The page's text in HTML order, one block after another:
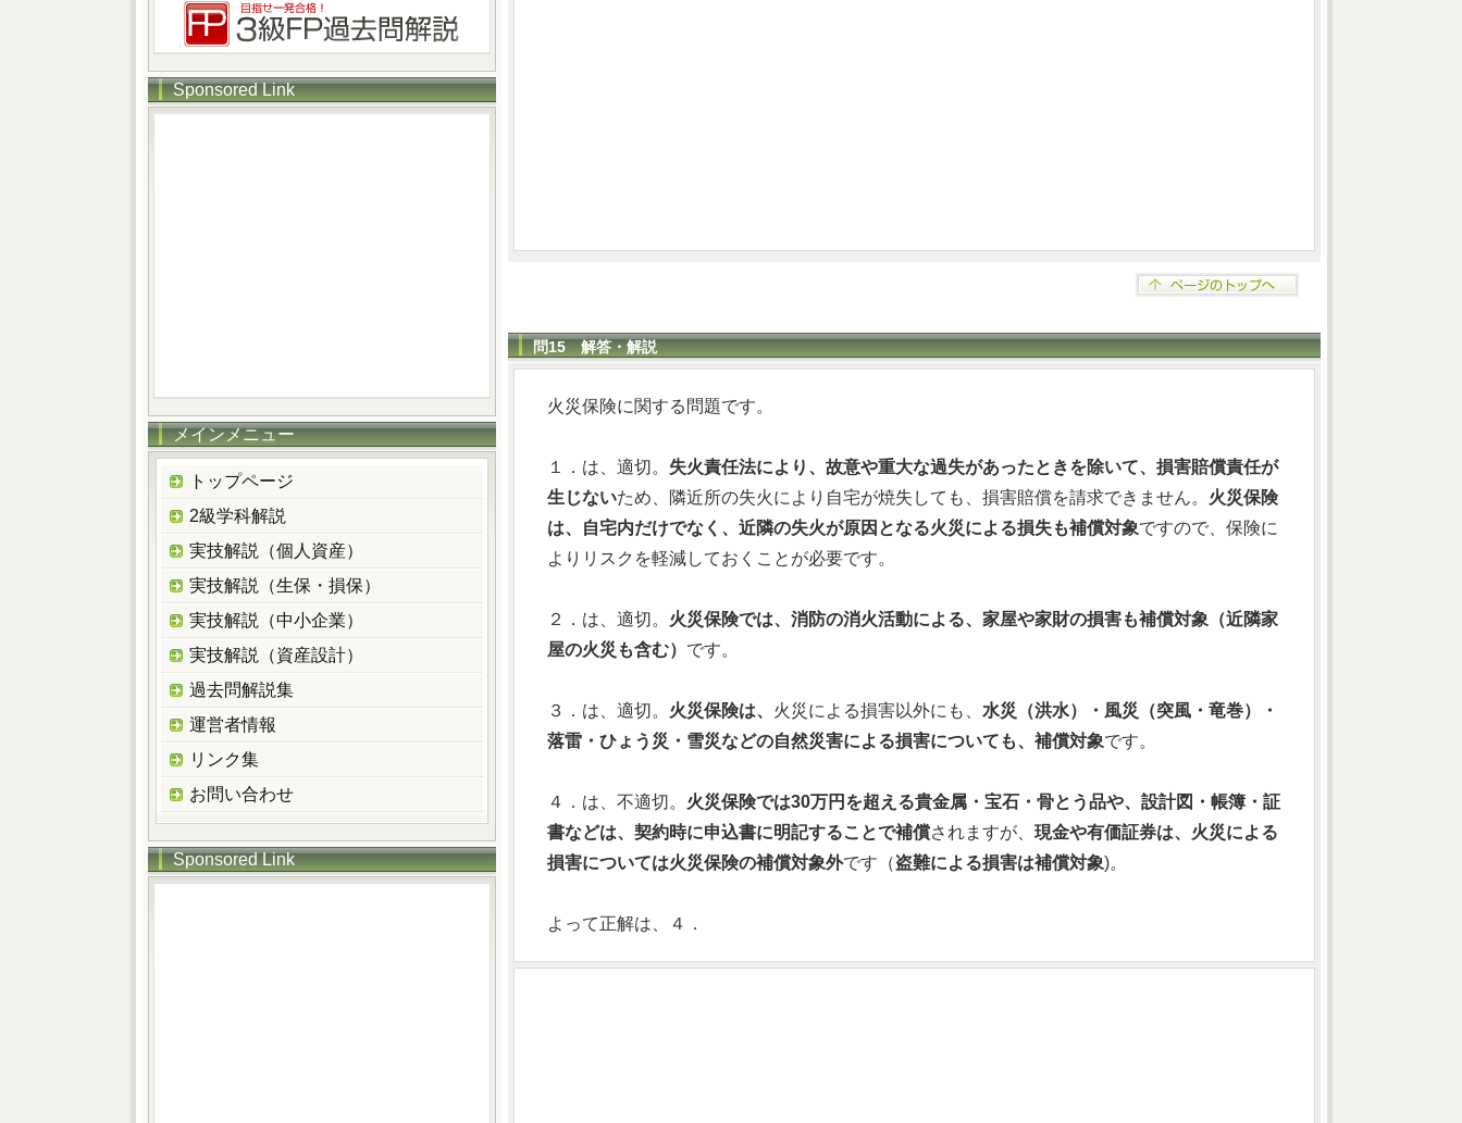
問15 解答・解説
火災保険に関する問題です。
１．は、適切。 失火責任法により、故意や重大な過失があったときを除いて、損害賠償責任が
生じないため、隣近所の失火により自宅が焼失しても、損害賠償を請求できません。 火災保険
は、自宅内だけでなく、近隣の失火が原因となる火災による損失も補償対象ですので、保険に
よりリスクを軽減しておくことが必要です。
２．は、適切。 火災保険では、消防の消火活動による、家屋や家財の損害も補償対象（近隣家
屋の火災も含む） です。
３．は、適切。 火災保険は、 火災による損害以外にも、 水災（洪水）・風災（突風・竜巻）・
落雷・ひょう災・雪災などの自然災害による損害についても、補償対象です。
４．は、不適切。 火災保険では30万円を超える貴金属・宝石・骨とう品や、設計図・帳簿・証
書などは、契約時に申込書に明記することで補償されますが、 現金や有価証券は、火災による
損害については火災保険の補償対象外です（盗難による損害は補償対象)。
よって正解は、４．
Sponsored Link
メインメニュー
トップページ
2級学科解説
実技解説（個人資産）
実技解説（生保・損保）
実技解説（中小企業）
実技解説（資産設計）
過去問解説集
運営者情報
リンク集
お問い合わせ
Sponsored Link